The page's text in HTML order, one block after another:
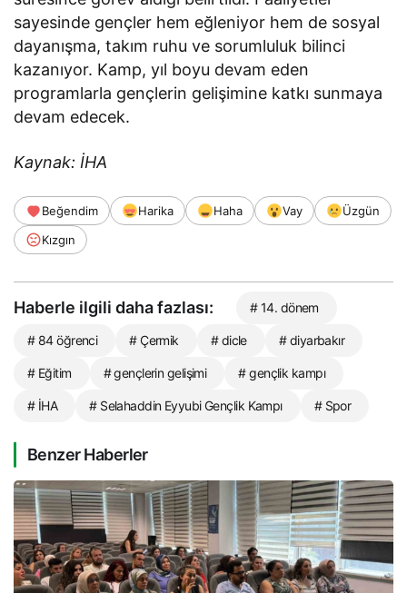
sayesinde gençler hem eğleniyor hem de sosyal
dayanışma, takım ruhu ve sorumluluk bilinci
kazanıyor. Kamp, yıl boyu devam eden
programlarla gençlerin gelişimine katkı sunmaya
devam edecek.
Kaynak: İHA
Beğendim Harika Haha Vay
Üzgün
Kızgın
Haberle ilgili daha fazlası: # 14. dönem
# 84 öğrenci # Çermik # dicle # diyarbakır
# Eğitim # gençlerin gelişimi # gençlik kampı
# İHA # Selahaddin Eyyubi Gençlik Kampı # Spor
Benzer Haberler